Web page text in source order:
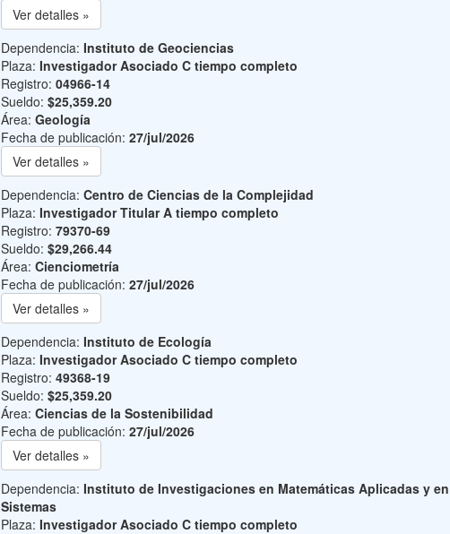
Ver detalles »
Dependencia: Instituto de Geociencias
Plaza: Investigador Asociado C tiempo completo
Registro: 04966-14
Sueldo: $25,359.20
Área: Geología
Fecha de publicación: 27/jul/2026
Ver detalles »
Dependencia: Centro de Ciencias de la Complejidad
Plaza: Investigador Titular A tiempo completo
Registro: 79370-69
Sueldo: $29,266.44
Área: Cienciometría
Fecha de publicación: 27/jul/2026
Ver detalles »
Dependencia: Instituto de Ecología
Plaza: Investigador Asociado C tiempo completo
Registro: 49368-19
Sueldo: $25,359.20
Área: Ciencias de la Sostenibilidad
Fecha de publicación: 27/jul/2026
Ver detalles »
Dependencia: Instituto de Investigaciones en Matemáticas Aplicadas y en
Sistemas
Plaza: Investigador Asociado C tiempo completo